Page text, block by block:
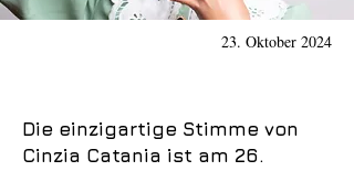
23. Oktober 2024
Die einzigartige Stimme von
Cinzia Catania ist am 26.